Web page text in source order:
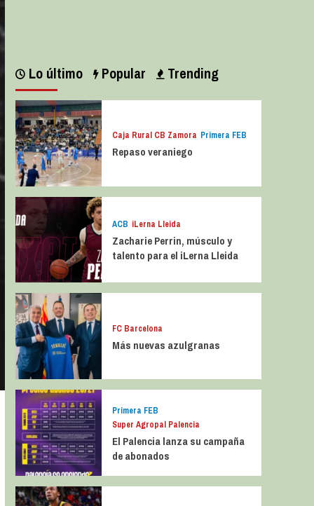
Lo último Popular Trending
Caja Rural CB Zamora Primera FEB
Repaso veraniego
ACB iLerna Lleida
Zacharie Perrin, músculo y
talento para el iLerna Lleida
FC Barcelona
Más nuevas azulgranas
Primera FEB
Super Agropal Palencia
El Palencia lanza su campaña
de abonados